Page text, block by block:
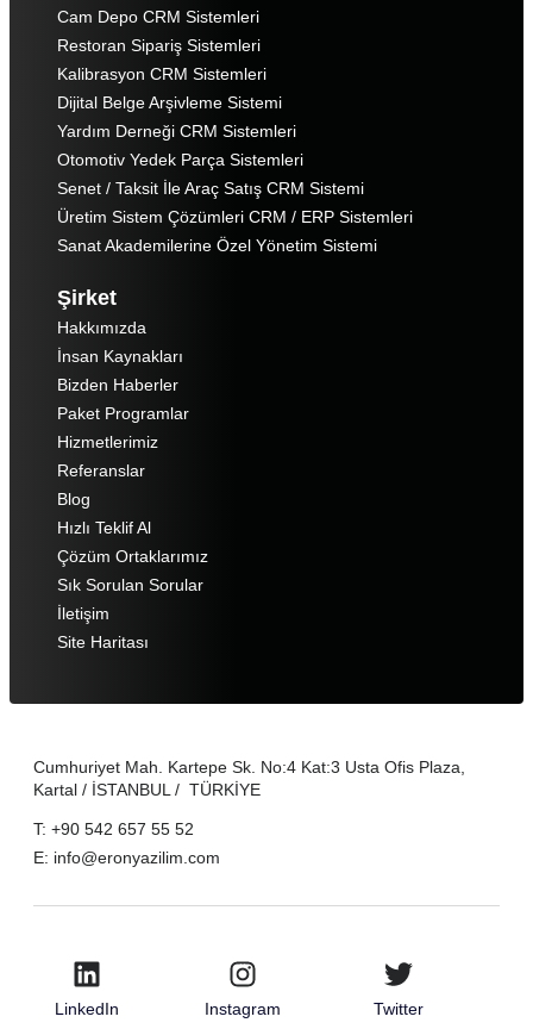
Cam Depo CRM Sistemleri
Restoran Sipariş Sistemleri
Kalibrasyon CRM Sistemleri
Dijital Belge Arşivleme Sistemi
Yardım Derneği CRM Sistemleri
Otomotiv Yedek Parça Sistemleri
Senet / Taksit İle Araç Satış CRM Sistemi
Üretim Sistem Çözümleri CRM / ERP Sistemleri
Sanat Akademilerine Özel Yönetim Sistemi
Şirket
Hakkımızda
İnsan Kaynakları
Bizden Haberler
Paket Programlar
Hizmetlerimiz
Referanslar
Blog
Hızlı Teklif Al
Çözüm Ortaklarımız
Sık Sorulan Sorular
İletişim
Site Haritası
Cumhuriyet Mah. Kartepe Sk. No:4 Kat:3 Usta Ofis Plaza,
Kartal / İSTANBUL / TÜRKİYE
T: +90 542 657 55 52
E: info@eronyazilim.com
LinkedIn Instagram Twitter